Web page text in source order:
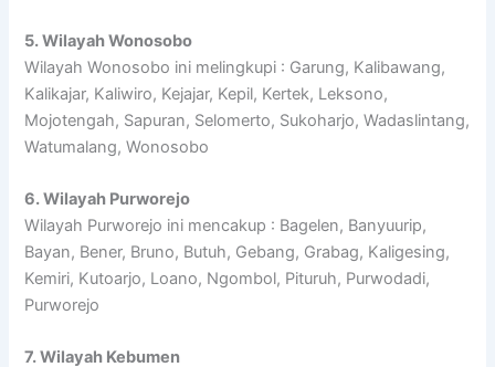
5. Wilayah Wonosobo
Wilayah Wonosobo ini melingkupi : Garung, Kalibawang,
Kalikajar, Kaliwiro, Kejajar, Kepil, Kertek, Leksono,
Mojotengah, Sapuran, Selomerto, Sukoharjo, Wadaslintang,
Watumalang, Wonosobo
6. Wilayah Purworejo
Wilayah Purworejo ini mencakup : Bagelen, Banyuurip,
Bayan, Bener, Bruno, Butuh, Gebang, Grabag, Kaligesing,
Kemiri, Kutoarjo, Loano, Ngombol, Pituruh, Purwodadi,
Purworejo
7. Wilayah Kebumen